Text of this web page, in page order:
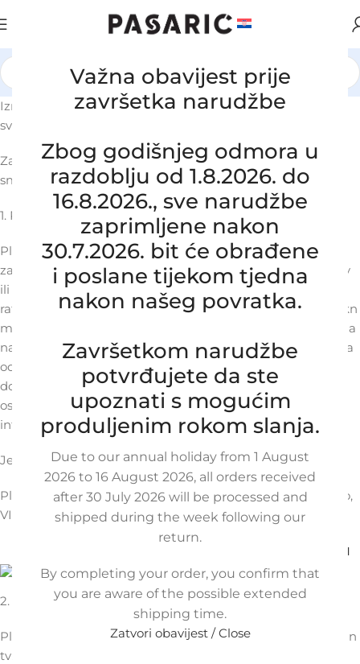
Važna obavijest prije
završetka narudžbe
Zbog godišnjeg odmora u
razdoblju od 1.8.2026. do
16.8.2026., sve narudžbe
zaprimljene nakon
30.7.2026. bit će obrađene
i poslane tijekom tjedna
nakon našeg povratka.
Završetkom narudžbe
potvrđujete da ste
upoznati s mogućim
produljenim rokom slanja.
Due to our annual holiday from 1 August
2026 to 16 August 2026, all orders received
after 30 July 2026 will be processed and
shipped during the week following our
return.
By completing your order, you confirm that
you are aware of the possible extended
shipping time.
Zatvori obavijest / Close
Izražene cijene u EUR uključuju PDV (VAT) i jednake su za
sve vrste plaćanja.
Za Vašu sigurnost i optimalno iskustvo kupovine pripremili
smo sljedeće 3 vrste plaćanja:
1. Plaćanje karticama
Plaćanje karticama vrši se uz najmodernije standarde u
zaštiti podataka u suradnji s ugovornim partnerom WSPay
ili Paypal. Narudžbu je moguće platiti jednokratno ili u
ratama, ovisno o vrsti kartice (iznos od minimalno 500,00 kn
moguće je platiti karticom na 2-6 rata). Mogućnost plaćanja
na rate odnosi se isključivo na plaćanje karticama izdanima
od strane hrvatskih banaka. Opcija plaćanja karticama
dostupna je za isporuke na teritoriju Hrvatske, kao i za sve
ostale zemlje EU u koje se vrše isporuke iz pasaric.com
internet-trgovine.
Jednokratno plaćanje karticama
Plaćanje je moguće izvršiti karticama MasterCard, Maestro,
VISA, Diners.
2. Bankovna transakcija
Plaćanje bankovnom transakcijom vrši se uplatom na račun
tvrtke Vulkanizacija Pasarić d.o.o.